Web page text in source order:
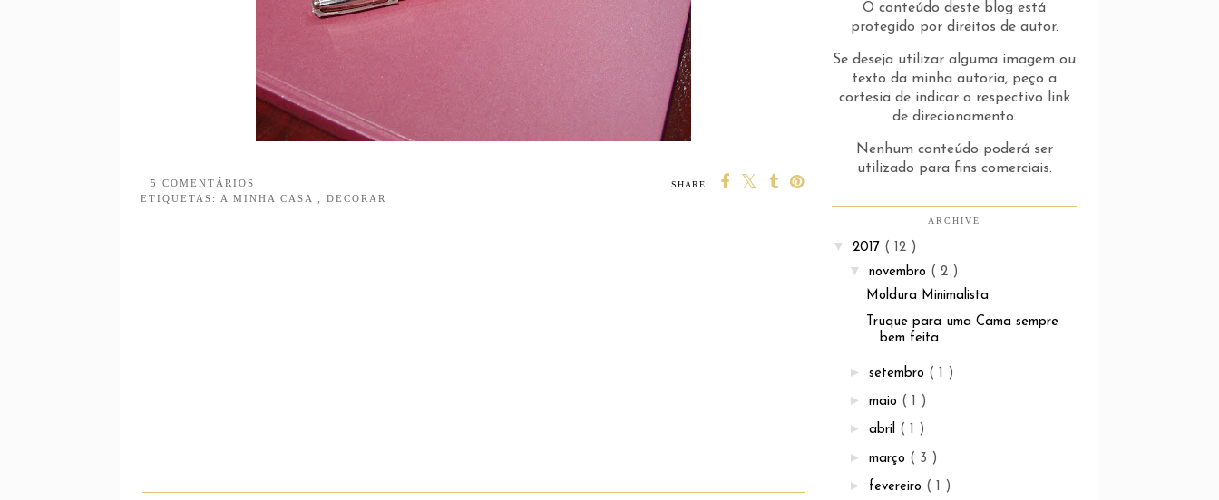
SHARE:
5 COMENTÁRIOS
ETIQUETAS: A MINHA CASA DECORAR
O conteúdo deste blog está
protegido por direitos de autor.
Se deseja utilizar alguma imagem ou
texto da minha autoria, peço a
cortesia de indicar o respectivo link
de direcionamento.
Nenhum conteúdo poderá ser
utilizado para fins comerciais.
ARCHIVE
▼ 2017 ( 12 )
▼ novembro ( 2 )
Moldura Minimalista
Truque para uma Cama sempre
bem feita
► setembro ( 1 )
► maio ( 1 )
► abril ( 1 )
► março ( 3 )
► fevereiro ( 1 )